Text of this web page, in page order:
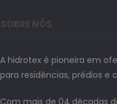
A hidrotex é pioneira em
para residências, prédios e
Com mais de 04 décadas